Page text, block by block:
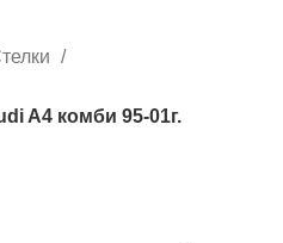
A4 комби 95-01г.